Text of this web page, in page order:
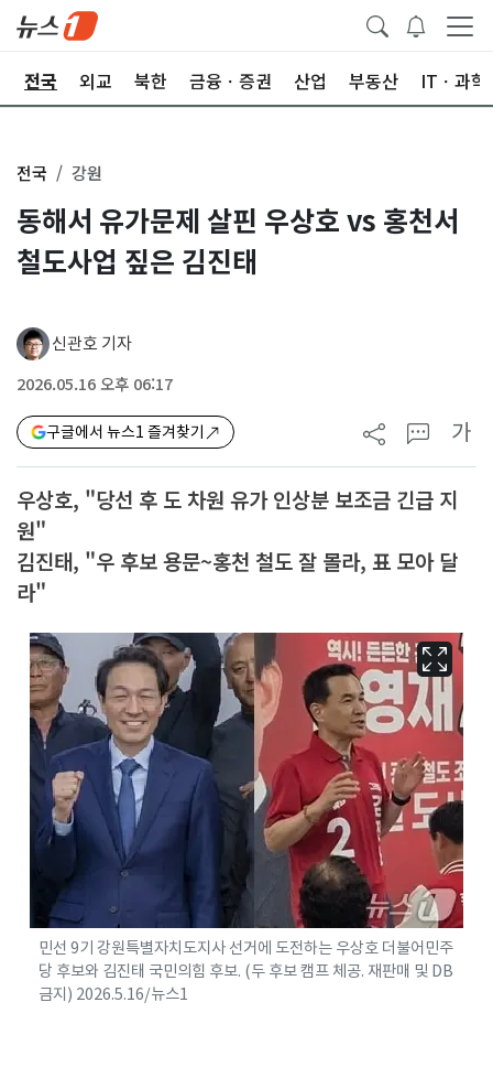
전국 외교 북한 금융ㆍ증권 산업 부동산 ITㆍ과학
전국 강원
동해서 유가문제 살핀 우상호 vs 홍천서
철도사업 짚은 김진태
신관호 기자
2026.05.16 오후 06:17
구글에서 뉴스1 즐겨찾기 가
우상호, "당선 후 도 차원 유가 인상분 보조금 긴급 지
원"
김진태, "우 후보 용문~홍천 철도 잘 몰라, 표 모아 달
라"
민선 9기 강원특별자치도지사 선거에 도전하는 우상호 더불어민주
당 후보와 김진태 국민의힘 후보. (두 후보 캠프 체공. 재판매 및 DB
금지) 2026.5.16/뉴스1